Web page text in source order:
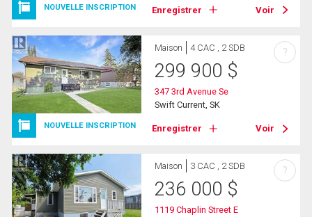
NOUVELLE INSCRIPTION Enregistrer Voir
NOUVELLE INSCRIPTION
Maison 4 CAC , 2 SDB
299 900 $
347 3rd Avenue Se
Swift Current, SK
Enregistrer Voir
?
Maison 3 CAC , 2 SDB
236 000 $
1119 Chaplin Street E
?